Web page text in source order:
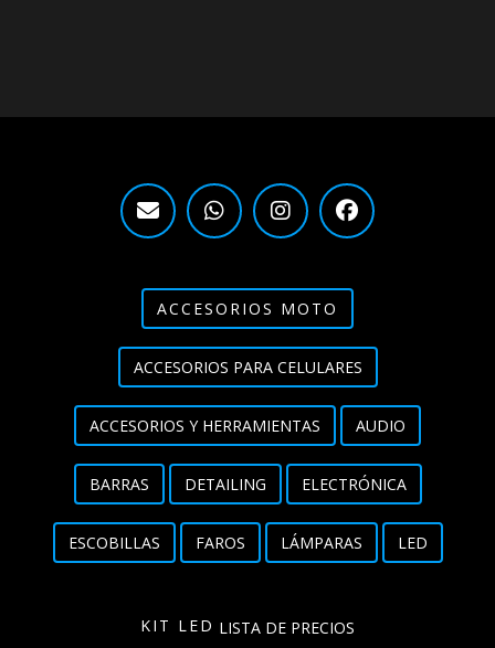
ACCESORIOS MOTO
ACCESORIOS PARA CELULARES
ACCESORIOS Y HERRAMIENTAS AUDIO
BARRAS DETAILING ELECTRÓNICA
ESCOBILLAS FAROS LÁMPARAS LED
KIT LED LISTA DE PRECIOS